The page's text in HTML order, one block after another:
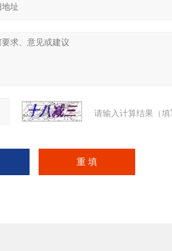
请输入计算结果（